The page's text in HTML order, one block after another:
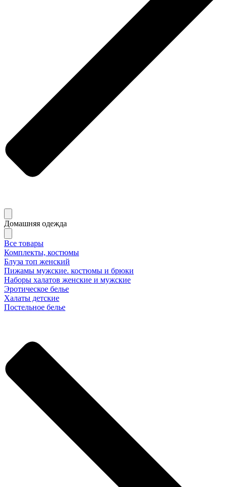
Домашняя одежда
Все товары
Комплекты, костюмы
Блуза топ женский
Пижамы мужские. костюмы и брюки
Наборы халатов женские и мужские
Эротическое белье
Халаты детские
Постельное белье